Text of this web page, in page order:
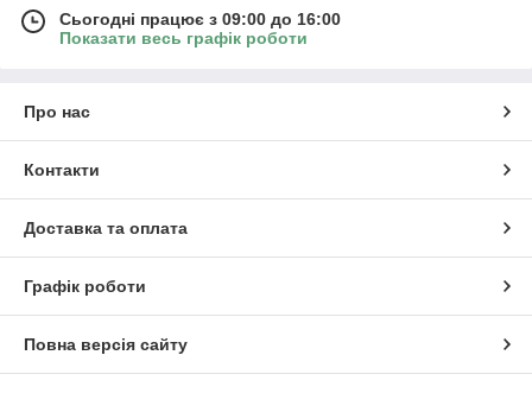
Сьогодні працює з 09:00 до 16:00
Показати весь графік роботи
Про нас
Контакти
Доставка та оплата
Графік роботи
Повна версія сайту